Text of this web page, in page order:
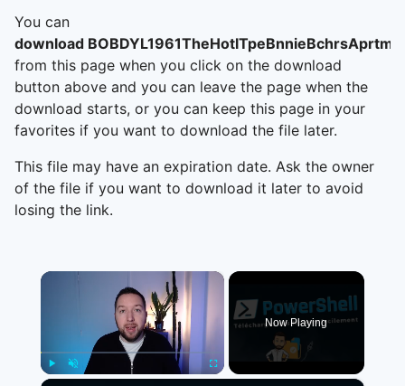
You can
download
from this page when you click on the download
button above and you can leave the page when the
download starts, or you can keep this page in your
favorites if you want to download the file later.
This file may have an expiration date. Ask the owner
of the file if you want to download it later to avoid
losing the link.
×
Now Playing